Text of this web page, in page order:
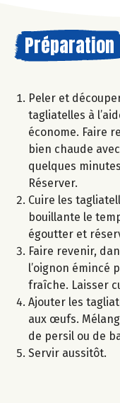
Préparation
Peler et
tagliatelles à
économe. Faire
bien chaude
quelques
Réserver.
Cuire les
bouillante le
égoutter et
Faire revenir,
l’oignon émincé
fraîche. Laisser
Ajouter les
aux œufs.
de persil ou de
Servir aussitôt.